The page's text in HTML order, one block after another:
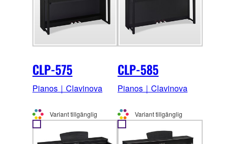
CLP-575
Pianos｜Clavinova
Variant tillgänglig
CLP-585
Pianos｜Clavinova
Variant tillgänglig